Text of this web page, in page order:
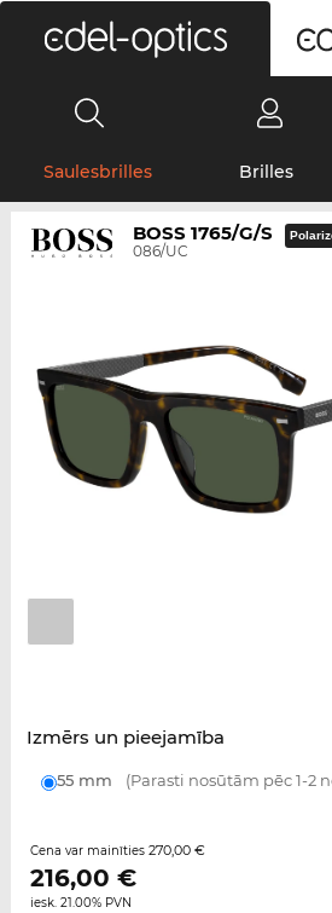
Saulesbrilles Brilles
BOSS 1765/G/S
086/UC
Izmērs un pieejamība
55 mm (Parasti nosūtām pēc 1-2
Cena var mainīties 270,00 €
216,00 €
iesk. 21.00% PVN